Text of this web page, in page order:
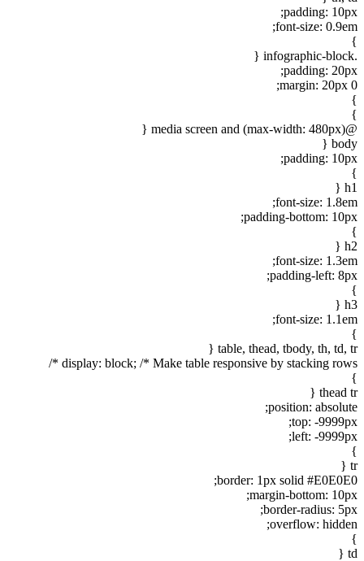
padding: 10px;
font-size: 0.9em;
}
.infographic-block {
padding: 20px;
margin: 20px 0;
}
}
@media screen and (max-width: 480px) {
body {
padding: 10px;
}
h1 {
font-size: 1.8em;
padding-bottom: 10px;
}
h2 {
font-size: 1.3em;
padding-left: 8px;
}
h3 {
font-size: 1.1em;
}
table, thead, tbody, th, td, tr {
display: block; /* Make table responsive by stacking rows */
}
thead tr {
position: absolute;
top: -9999px;
left: -9999px;
}
tr {
border: 1px solid #E0E0E0;
margin-bottom: 10px;
border-radius: 5px;
overflow: hidden;
}
td {